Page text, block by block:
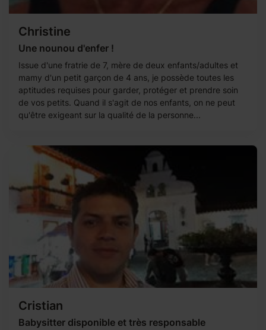
Christine
Une nounou d'enfer !
Issue d'une fratrie de 7, mère de deux enfants/adultes et
mamy d'un petit garçon de 4 ans, je possède toutes les
aptitudes requises pour garder, protéger et prendre soin
de vos petits. Quand il s'agit de nos enfants, on ne peut
qu'être exigeant sur la qualité de la personne...
Cristian
Babysitter disponible et très responsable